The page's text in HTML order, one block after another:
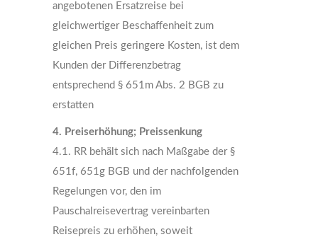
angebotenen Ersatzreise bei
gleichwertiger Beschaffenheit zum
gleichen Preis geringere Kosten, ist dem
Kunden der Differenzbetrag
entsprechend § 651m Abs. 2 BGB zu
erstatten
4. Preiserhöhung; Preissenkung
4.1. RR behält sich nach Maßgabe der §
651f, 651g BGB und der nachfolgenden
Regelungen vor, den im
Pauschalreisevertrag vereinbarten
Reisepreis zu erhöhen, soweit